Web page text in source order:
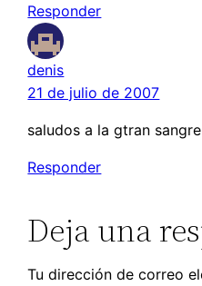
Responder
denis
21 de julio de 2007
saludos a la gtran sangre
Responder
Deja una
Tu dirección de correo